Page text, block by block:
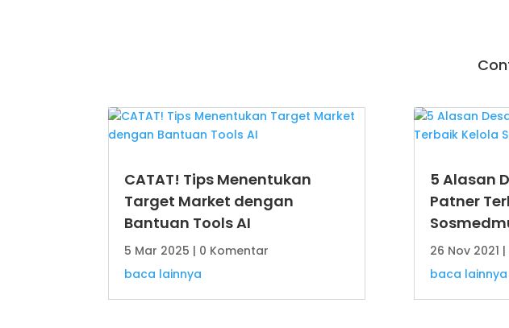
CATAT! Tips Menentukan
Target Market dengan
Bantuan Tools AI
5 Mar 2025 | 0 Komentar
baca lainnya
5 Alasan
Patner
26 Nov 2021
baca lainnya